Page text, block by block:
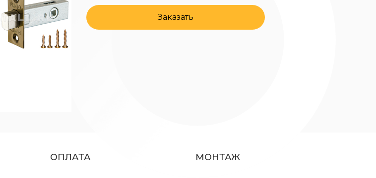
Заказать
ОПЛАТА МОНТАЖ